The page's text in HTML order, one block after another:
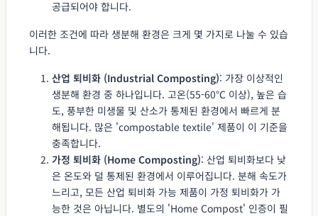
공급되어야 합니다.
이러한 조건에 따라 생분해 환경은 크게 몇 가지로 나눌 수 있습
니다.
산업 퇴비화 (Industrial Composting): 가장 이상적인
생분해 환경 중 하나입니다. 고온(55-60°C 이상), 높은 습
도, 풍부한 미생물 및 산소가 통제된 환경에서 빠르게 분
해됩니다. 많은 'compostable textile' 제품이 이 기준을
충족합니다.
가정 퇴비화 (Home Composting): 산업 퇴비화보다 낮
은 온도와 덜 통제된 환경에서 이루어집니다. 분해 속도가
느리고, 모든 산업 퇴비화 가능 제품이 가정 퇴비화가 가
능한 것은 아닙니다. 별도의 'Home Compost' 인증이 필